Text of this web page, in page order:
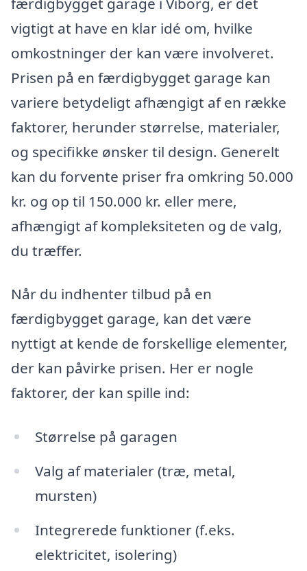
vigtigt at have en klar idé om, hvilke
omkostninger der kan være involveret.
Prisen på en færdigbygget garage kan
variere betydeligt afhængigt af en række
faktorer, herunder størrelse, materialer,
og specifikke ønsker til design. Generelt
kan du forvente priser fra omkring 50.000
kr. og op til 150.000 kr. eller mere,
afhængigt af kompleksiteten og de valg,
du træffer.
Når du indhenter tilbud på en
færdigbygget garage, kan det være
nyttigt at kende de forskellige elementer,
der kan påvirke prisen. Her er nogle
faktorer, der kan spille ind:
Størrelse på garagen
Valg af materialer (træ, metal,
mursten)
Integrerede funktioner (f.eks.
elektricitet, isolering)